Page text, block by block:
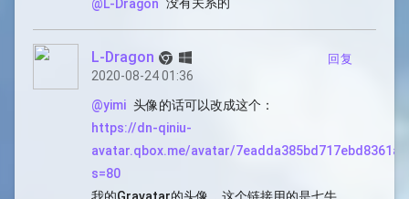
@L-Dragon
L-Dragon
2020-08-24 01:36
回复
@yimi 头像的话可以改成这个：
https://dn-qiniu-
avatar.qbox.me/avatar/
s=80